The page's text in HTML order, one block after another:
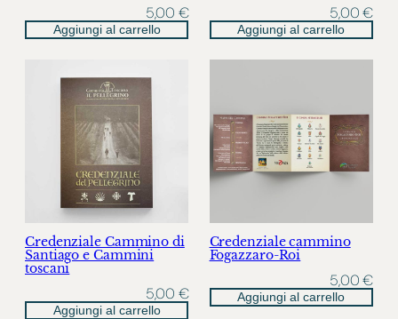
5,00 €
Aggiungi al carrello
5,00€
Aggiungi al carrello
Credenziale Cammino di
Santiago e Cammini
toscani
5,00 €
Aggiungi al carrello
Credenziale cammino
Fogazzaro-Roi
5,00€
Aggiungi al carrello